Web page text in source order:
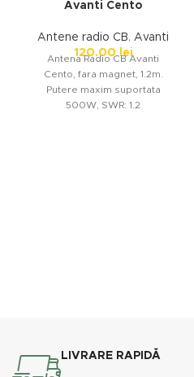
Avanti Cento
Antene radio CB, Avanti
120.00lei
Antena Radio CB Avanti
Cento, fara magnet, 1.2m.
Putere maxim suportata
500W, SWR: 1.2
LIVRARE RAPIDĂ